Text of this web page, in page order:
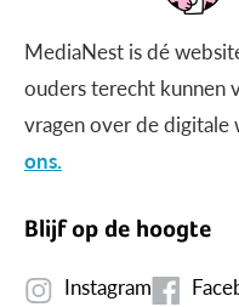
MediaNest is dé
ouders terecht kunnen
vragen over de digitale
ons.
Blijf op de hoogte
Instagram